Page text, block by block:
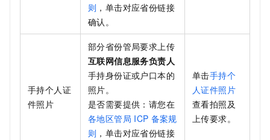
则 ，单击对应省份链接
确认。
手持个人证
件照片
部分省份管局要求上传
互联网信息服务负责人
手持身份证或户口本的
照片。
是否需要提供：请您在
各地区管局 ICP 备案规
则 ，单击对应省份链接
单击手持个
人证件照片
查看拍照及
上传要求。